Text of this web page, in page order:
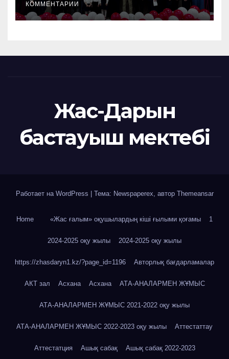
КОММЕНТАРИИ
Жас-Дарын
бастауыш мектебі
Работает на WordPress Тема: Newspaperex, автор Themeansar
Home «Жас ғалым» оқушылардың кіші ғылыми қоғамы 1
2024-2025 оқу жылы 2024-2025 оқу жылы
https://zhasdaryn1.kz/?page_id=1196 Авторлық бағдарламалар
АКТ зал Асхана Асхана АТА-АНАЛАРМЕН ЖҰМЫС
АТА-АНАЛАРМЕН ЖҰМЫС 2021-2022 оқу жылы
АТА-АНАЛАРМЕН ЖҰМЫС 2022-2023 оқу жылы Аттестаттау
Аттестатция Ашық сабақ Ашық сабақ 2022-2023